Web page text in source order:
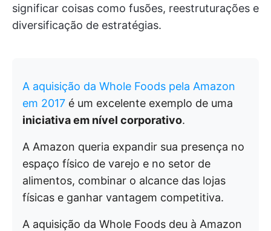
significar coisas como fusões, reestruturações e
diversificação de estratégias.
A aquisição da Whole Foods pela Amazon
em 2017 é um excelente exemplo de uma
iniciativa em nível corporativo.
A Amazon queria expandir sua presença no
espaço físico de varejo e no setor de
alimentos, combinar o alcance das lojas
físicas e ganhar vantagem competitiva.
A aquisição da Whole Foods deu à Amazon